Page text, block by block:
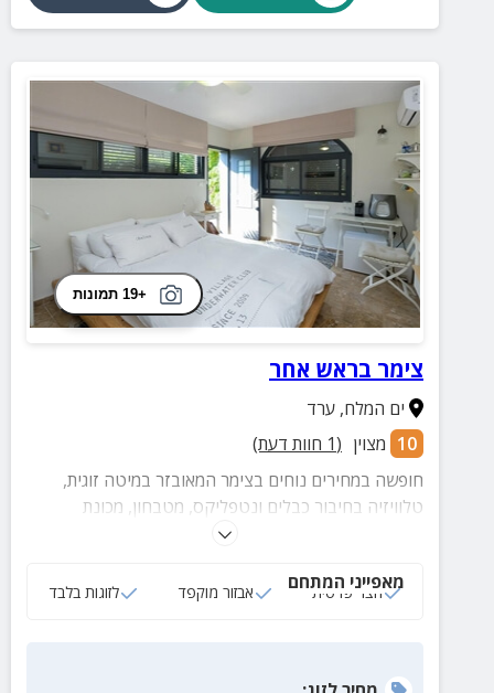
+19 תמונות
צימר בראש אחר
ים המלח,ערד
10 מצוין (
1 חוות דעת)
חופשה במחירים נוחים בצימר המאובזר במיטה זוגית,
טלוויזיה בחיבור כבלים ונטפליקס, מטבחון, מכונת
אספרסו, חדר רחצה עם אמבטיה, מגבות ותחליבים וחצר
מאפייני המתחם
חצר פרטית אבזור מוקפד לזוגות בלבד